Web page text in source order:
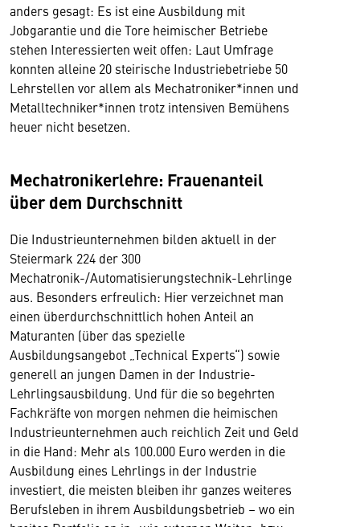
anders gesagt: Es ist eine Ausbildung mit
Jobgarantie und die Tore heimischer Betriebe
stehen Interessierten weit offen: Laut Umfrage
konnten alleine 20 steirische Industriebetriebe 50
Lehrstellen vor allem als Mechatroniker*innen und
Metalltechniker*innen trotz intensiven Bemühens
heuer nicht besetzen.
Mechatronikerlehre: Frauenanteil
über dem Durchschnitt
Die Industrieunternehmen bilden aktuell in der
Steiermark 224 der 300
Mechatronik-/Automatisierungstechnik-Lehrlinge
aus. Besonders erfreulich: Hier verzeichnet man
einen überdurchschnittlich hohen Anteil an
Maturanten (über das spezielle
Ausbildungsangebot „Technical Experts“) sowie
generell an jungen Damen in der Industrie-
Lehrlingsausbildung. Und für die so begehrten
Fachkräfte von morgen nehmen die heimischen
Industrieunternehmen auch reichlich Zeit und Geld
in die Hand: Mehr als 100.000 Euro werden in die
Ausbildung eines Lehrlings in der Industrie
investiert, die meisten bleiben ihr ganzes weiteres
Berufsleben in ihrem Ausbildungsbetrieb – wo ein